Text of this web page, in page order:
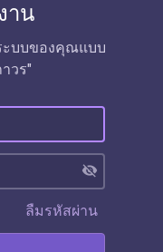
าน
ะบบของคุณแบบ
วร"
visibility_off
ลืมรหัสผ่าน